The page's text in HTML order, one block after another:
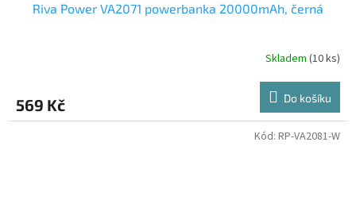
Riva Power VA2071 powerbanka 20000mAh, černá
Skladem (10 ks)
569 Kč Do košíku
Kód: RP-VA2081-W